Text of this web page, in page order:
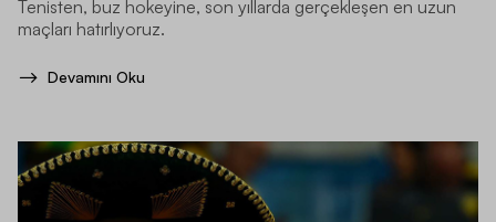
Tenisten, buz hokeyine, son yıllarda gerçekleşen en uzun
maçları hatırlıyoruz.
Devamını Oku